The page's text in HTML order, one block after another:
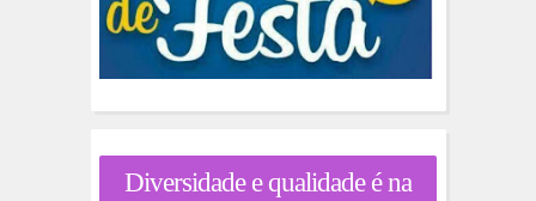
Diversidade e qualidade é na